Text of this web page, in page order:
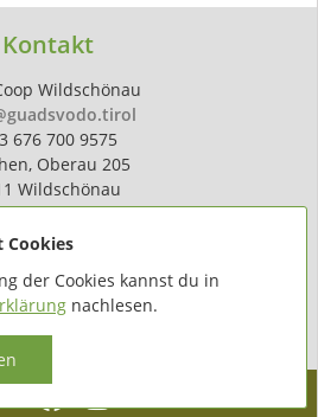
Kontakt
Wildschönau
676 700 9575
Oberau 205
Wildschönau
byhoferdigital.at
Cookies
der Cookies kannst du in
nachlesen.